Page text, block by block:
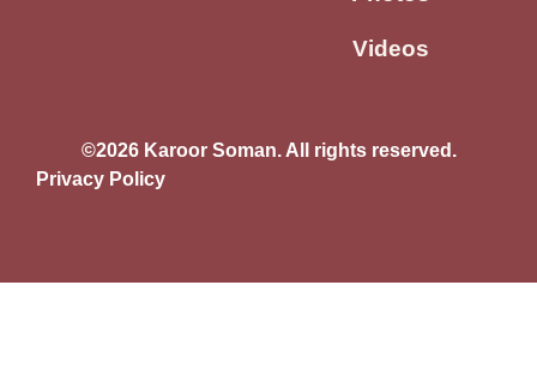
Videos
©2026 Karoor Soman. All rights reserved.
Privacy Policy